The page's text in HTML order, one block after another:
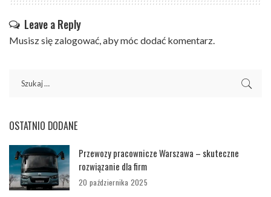
Leave a Reply
Musisz się zalogować, aby móc dodać komentarz.
OSTATNIO DODANE
Przewozy pracownicze Warszawa – skuteczne
rozwiązanie dla firm
20 października 2025